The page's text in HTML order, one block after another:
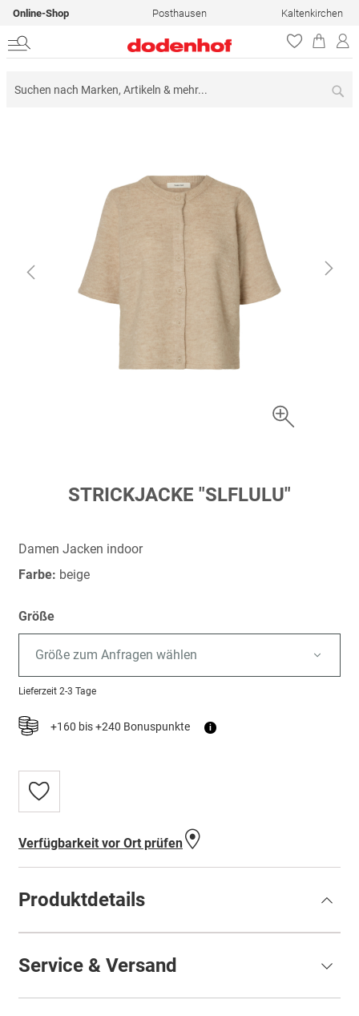
Online-Shop Posthausen Kaltenkirchen
springen
STRICKJACKE "SLFLULU"
Damen Jacken indoor
Farbe: beige
Größe
Größe zum Anfragen wählen
Lieferzeit 2-3 Tage
+160 bis +240 Bonuspunkte i
Zur
Wunschliste
Verfügbarkeit vor Ort prüfen
Produktdetails
Service & Versand